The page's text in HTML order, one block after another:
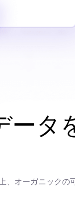
ータ
、オーガニック